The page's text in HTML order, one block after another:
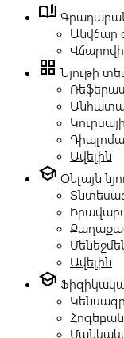
book_ribbon
Անվճար
grid_view Նյութի
Ավելին
school Օնլայն
Ավելին
school